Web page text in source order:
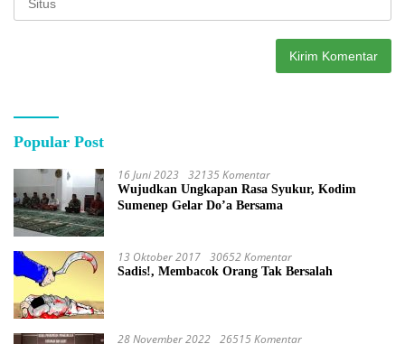
Popular Post
16 Juni 2023 32135 Komentar
Wujudkan Ungkapan Rasa Syukur, Kodim
Sumenep Gelar Do’a Bersama
13 Oktober 2017 30652 Komentar
Sadis!, Membacok Orang Tak Bersalah
28 November 2022 26515 Komentar